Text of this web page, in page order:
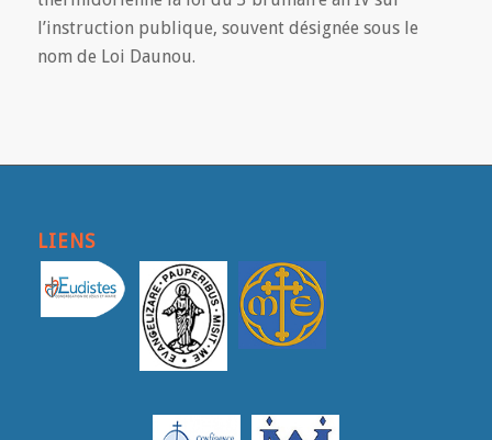
l’instruction publique, souvent désignée sous le
nom de Loi Daunou.
LIENS